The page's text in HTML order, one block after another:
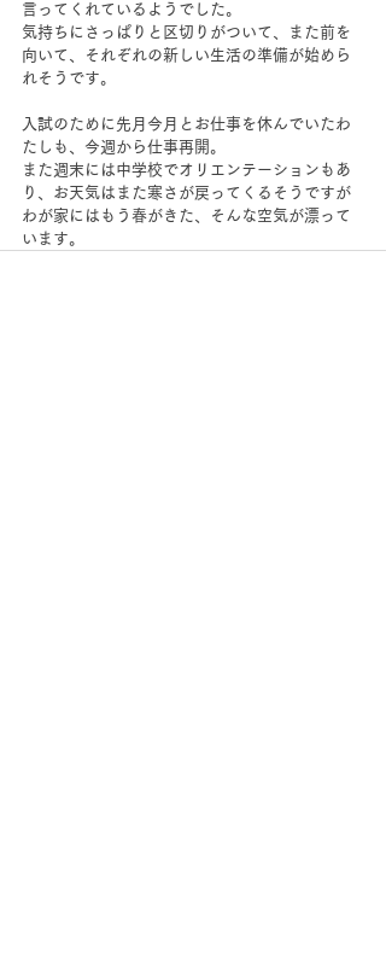
言ってくれているようでした。
気持ちにさっぱりと区切りがついて、また前を
向いて、それぞれの新しい生活の準備が始めら
れそうです。
入試のために先月今月とお仕事を休んでいたわ
たしも、今週から仕事再開。
また週末には中学校でオリエンテーションもあ
り、お天気はまた寒さが戻ってくるそうですが
わが家にはもう春がきた、そんな空気が漂って
います。